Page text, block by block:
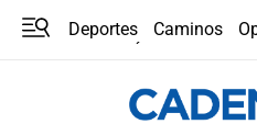
Deportes Caminos